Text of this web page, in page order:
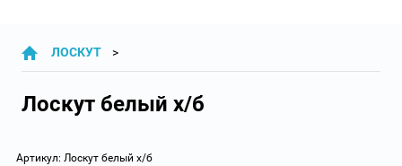
ЛОСКУТ
Лоскут белый х/б
Артикул: Лоскут белый х/б